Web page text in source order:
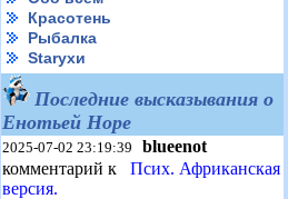
Красотень
Рыбалка
Starухи
Последние высказывания о
Енотьей Норе
2025-07-02 23:19:39 blueenot
комментарий к Псих. Африканская
версия.